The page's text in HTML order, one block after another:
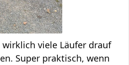
viele Läufer drauf
Super praktisch, wenn